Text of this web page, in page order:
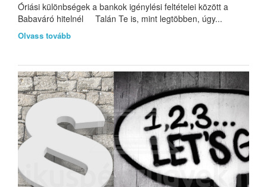
Óriási különbségek a bankok igénylési feltételei között a
Babaváró hitelnél Talán Te is, mint legtöbben, úgy...
Olvass tovább